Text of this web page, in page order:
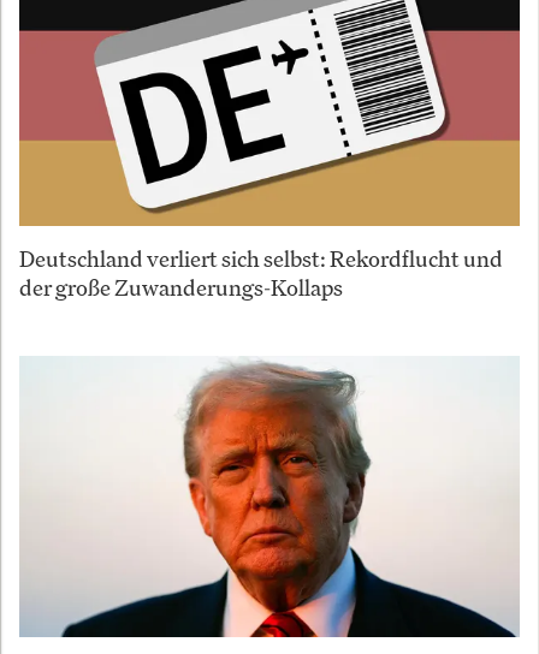
Deutschland verliert sich selbst: Rekordflucht und
der große Zuwanderungs-Kollaps